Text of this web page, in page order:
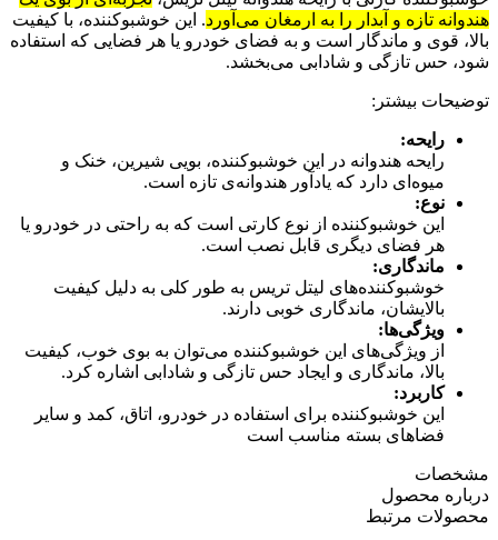
هندوانه تازه و آبدار را به ارمغان می‌آورد. این خوشبوکننده، با کیفیت
بالا، قوی و ماندگار است و به فضای خودرو یا هر فضایی که استفاده
شود، حس تازگی و شادابی می‌بخشد.
توضیحات بیشتر:
رایحه:
رایحه هندوانه در این خوشبوکننده، بویی شیرین، خنک و
میوه‌ای دارد که یادآور هندوانه‌ی تازه است.
نوع:
این خوشبوکننده از نوع کارتی است که به راحتی در خودرو یا
هر فضای دیگری قابل نصب است.
ماندگاری:
خوشبوکننده‌های لیتل تریس به طور کلی به دلیل کیفیت
بالایشان، ماندگاری خوبی دارند.
ویژگی‌ها:
از ویژگی‌های این خوشبوکننده می‌توان به بوی خوب، کیفیت
بالا، ماندگاری و ایجاد حس تازگی و شادابی اشاره کرد.
کاربرد:
این خوشبوکننده برای استفاده در خودرو، اتاق، کمد و سایر
فضاهای بسته مناسب است
مشخصات
درباره محصول
محصولات مرتبط